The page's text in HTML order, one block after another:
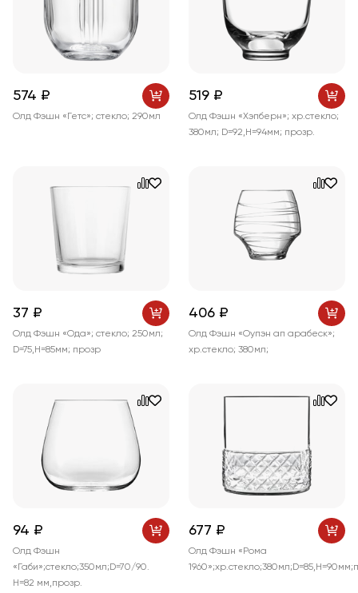
574 ₽
Олд Фэшн «Гетс»; стекло; 290мл
519 ₽
Олд Фэшн «Хэпберн»; хр.стекло;
380мл; D=92,H=94мм; прозр.
37 ₽
Олд Фэшн «Ода»; стекло; 250мл;
D=75,H=85мм; прозр
406 ₽
Олд Фэшн «Оупэн ап арабеск»;
хр.стекло; 380мл;
94 ₽
Олд Фэшн
«Габи»;стекло;350мл;D=70/90.
H=82 мм,прозр.
677 ₽
Олд Фэшн «Рома